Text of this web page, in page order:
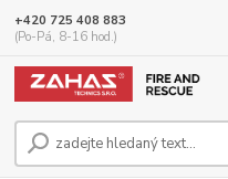
+420 725 408 883
(Po-Pá, 8-16 hod.)